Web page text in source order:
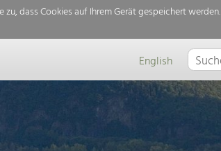
dass Cookies auf Ihrem Gerät gespeichert werden.
English